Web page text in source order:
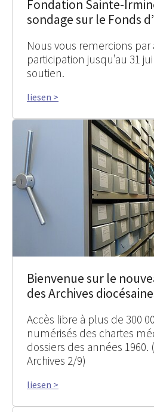
Fondation Sainte-
sondage sur le Fonds
Nous vous remercions par
participation jusqu’au 31
soutien.
liesen >
Bienvenue sur le
des Archives
Accès libre à plus de 300
numérisés des chartes
dossiers des années 1960.
Archives 2/9)
liesen >